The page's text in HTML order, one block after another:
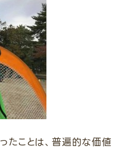
たことは、普遍的な価値